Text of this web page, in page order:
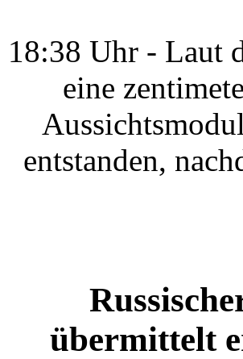
18:38 Uhr - Laut
eine
entstanden,
übermittelt